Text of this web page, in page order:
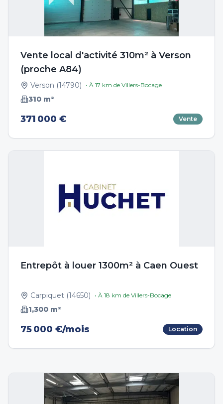
Vente local d'activité 310m² à Verson
(proche A84)
Verson (14790) • À 17 km de Villers-Bocage
310 m²
371 000 € Vente
Entrepôt à louer 1300m² à Caen Ouest
Carpiquet (14650) • À 18 km de Villers-Bocage
1,300 m²
75 000 €/mois Location